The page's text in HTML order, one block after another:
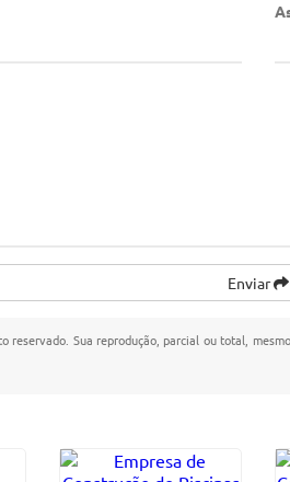
Enviar
reservado. Sua reprodução, parcial ou total,